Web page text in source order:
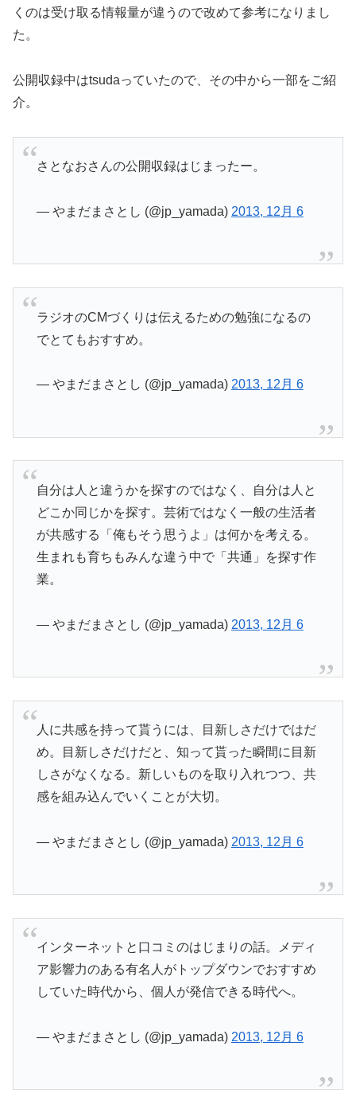
くのは受け取る情報量が違うので改めて参考になりまし
た。
公開収録中はtsudaっていたので、その中から一部をご紹
介。
さとなおさんの公開収録はじまったー。
— やまだまさとし (@jp_yamada) 2013, 12月 6
ラジオのCMづくりは伝えるための勉強になるの
でとてもおすすめ。
— やまだまさとし (@jp_yamada) 2013, 12月 6
自分は人と違うかを探すのではなく、自分は人と
どこか同じかを探す。芸術ではなく一般の生活者
が共感する「俺もそう思うよ」は何かを考える。
生まれも育ちもみんな違う中で「共通」を探す作
業。
— やまだまさとし (@jp_yamada) 2013, 12月 6
人に共感を持って貰うには、目新しさだけではだ
め。目新しさだけだと、知って貰った瞬間に目新
しさがなくなる。新しいものを取り入れつつ、共
感を組み込んでいくことが大切。
— やまだまさとし (@jp_yamada) 2013, 12月 6
インターネットと口コミのはじまりの話。メディ
ア影響力のある有名人がトップダウンでおすすめ
していた時代から、個人が発信できる時代へ。
— やまだまさとし (@jp_yamada) 2013, 12月 6